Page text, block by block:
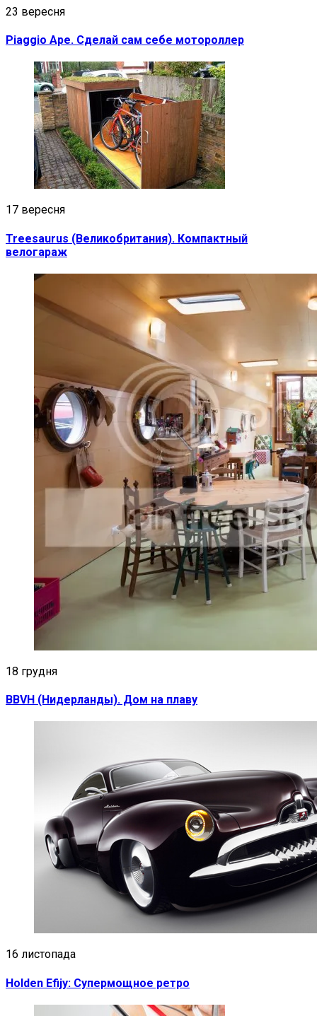
23 вересня
Piaggio Ape. Сделай сам себе мотороллер
17 вересня
Treesaurus (Великобритания). Компактный
велогараж
18 грудня
BBVH (Нидерланды). Дом на плаву
16 листопада
Holden Efijy: Супермощное ретро